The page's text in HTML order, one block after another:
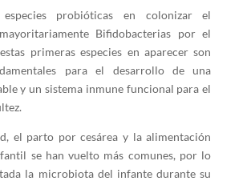
probióticas en colonizar el
Bifidobacterias por el
primeras especies en aparecer son
para el desarrollo de una
y un sistema inmune funcional para el
el parto por cesárea y la alimentación
se han vuelto más comunes, por lo
la microbiota del infante durante su